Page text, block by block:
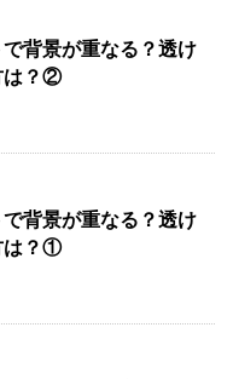
背景が重なる？透け
は？②
背景が重なる？透け
は？①